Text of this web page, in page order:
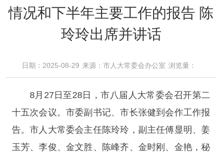
情况和下半年主要工作的报告 陈
玲玲出席并讲话
日期：2025-08-29 来源：​市人大常委会办公室 浏览量：​
8月27日至28日，市八届人大常委会召开第二
十五次会议。市委副书记、市长张健到会作工作报
告。市人大常委会主任陈玲玲，副主任傅显明、姜
玉芳、李俊、金文胜、陈峰齐、金时刚、金艳，秘